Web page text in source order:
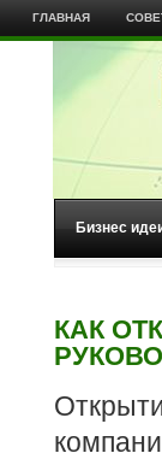
ГЛАВНАЯ
Бизнес
КАК